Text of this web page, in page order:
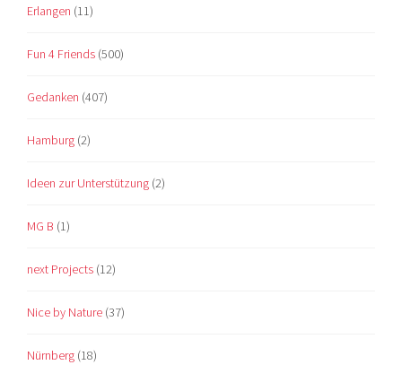
Erlangen (11)
Fun 4 Friends (500)
Gedanken (407)
Hamburg (2)
Ideen zur Unterstützung (2)
MG B (1)
next Projects (12)
Nice by Nature (37)
Nürnberg (18)